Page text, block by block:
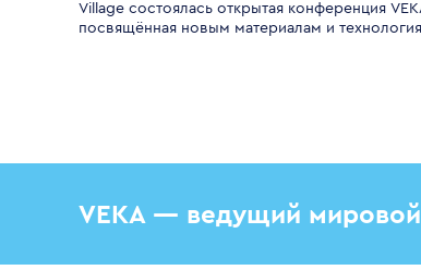
Village состоялась открытая конференция
посвящённая новым материалам и
VEKA — ведущий